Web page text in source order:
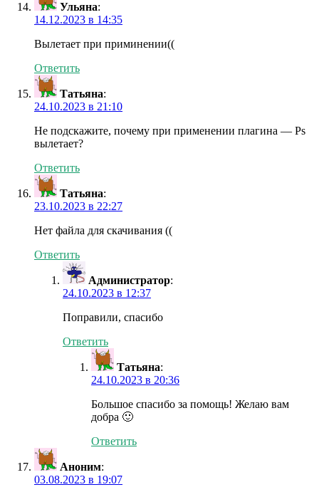
Ульяна:
14.12.2023 в 14:35
Вылетает при приминении((
Ответить
Татьяна:
24.10.2023 в 21:10
Не подскажите, почему при применении плагина — Ps
вылетает?
Ответить
Татьяна:
23.10.2023 в 22:27
Нет файла для скачивания ((
Ответить
Администратор:
24.10.2023 в 12:37
Поправили, спасибо
Ответить
Татьяна:
24.10.2023 в 20:36
Большое спасибо за помощь! Желаю вам
добра 🙂
Ответить
Аноним:
03.08.2023 в 19:07